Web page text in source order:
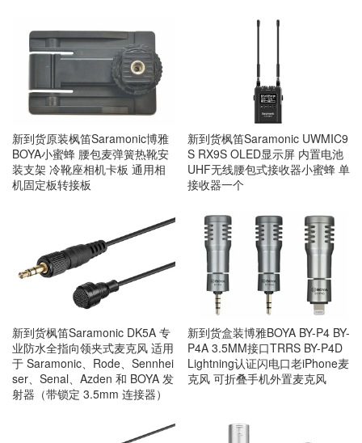
新到货原装枫笛Saramonic博雅
BOYA小蜜蜂 腰包麦弹簧热靴安
装支架 冷靴座相机卡板 通用相
机固定板转接板
新到货枫笛Saramonic UWMIC9
S RX9S OLED显示屏 内置电池
UHF无线腰包式接收器小蜜蜂 单
接收器一个
新到货枫笛Saramonic DK5A 专
业防水全指向领夹式麦克风 适用
于 Saramonic、Rode、Sennhei
ser、Senal、Azden 和 BOYA 发
射器（带锁定 3.5mm 连接器）
新到货盒装博雅BOYA BY-P4 BY-
P4A 3.5MM接口TRRS BY-P4D
Lightning认证闪电口老iPhone麦
克风 可折叠手机外置麦克风